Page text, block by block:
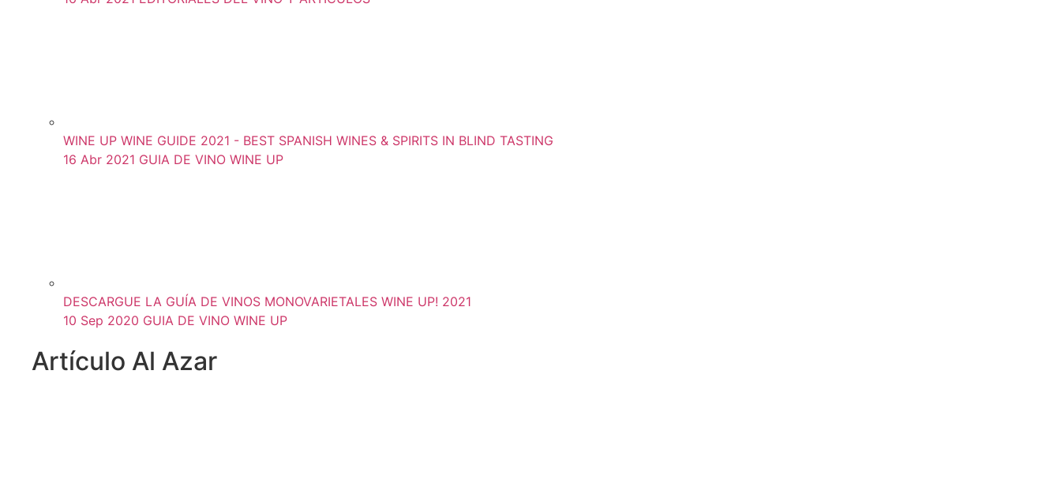
WINE UP WINE GUIDE 2021 - BEST SPANISH WINES & SPIRITS IN BLIND TASTING
16 Abr 2021 GUIA DE VINO WINE UP
DESCARGUE LA GUÍA DE VINOS MONOVARIETALES WINE UP! 2021
10 Sep 2020 GUIA DE VINO WINE UP
Artículo Al Azar